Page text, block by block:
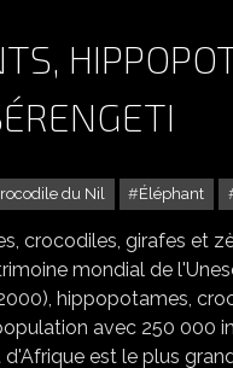
du Nil Éléphant
LES ÉLÉPHANTS,
mondial de
hippopotames,
avec 250 000
est le plus